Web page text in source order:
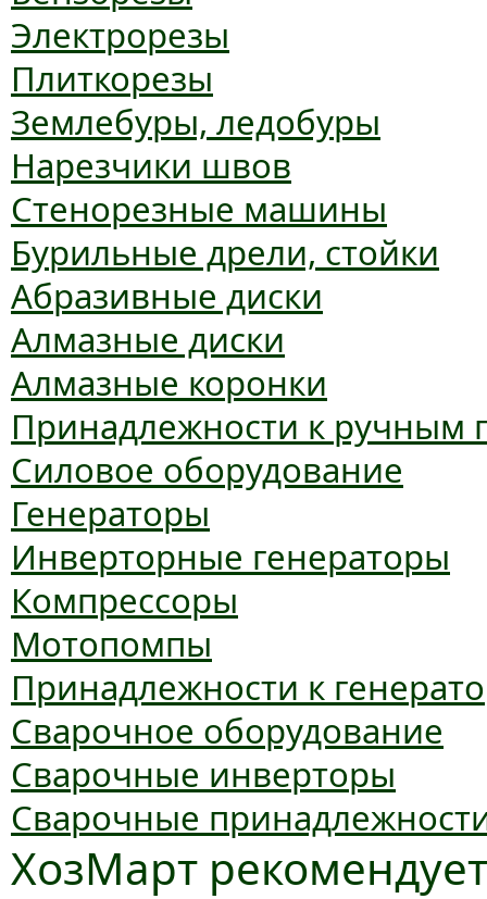
Электрорезы
Плиткорезы
Землебуры, ледобуры
Нарезчики швов
Стенорезные машины
Бурильные дрели, стойки
Абразивные диски
Алмазные диски
Алмазные коронки
Принадлежности к ручным
Силовое оборудование
Генераторы
Инверторные генераторы
Компрессоры
Мотопомпы
Принадлежности к
Сварочное оборудование
Сварочные инверторы
Сварочные
ХозМарт рекомендует